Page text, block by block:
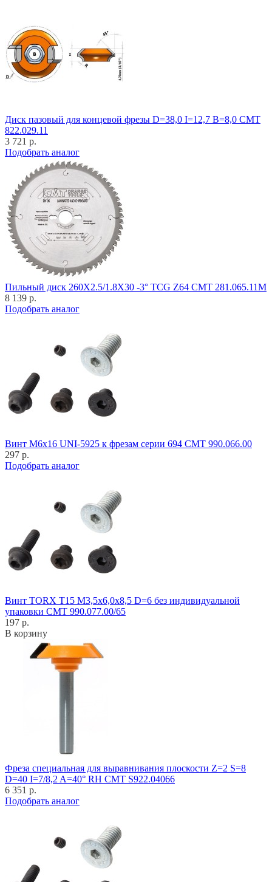
Диск пазовый для концевой фрезы D=38,0 I=12,7 B=8,0 CMT
822.029.11
3 721 р.
Подобрать аналог
Пильный диск 260X2.5/1.8X30 -3° TCG Z64 CMT 281.065.11M
8 139 р.
Подобрать аналог
Винт M6x16 UNI-5925 к фрезам серии 694 CMT 990.066.00
297 р.
Подобрать аналог
Винт TORX T15 M3,5x6,0x8,5 D=6 без индивидуальной
упаковки CMT 990.077.00/65
197 р.
В корзину
Фреза специальная для выравнивания плоскости Z=2 S=8
D=40 I=7/8,2 A=40° RH CMT S922.04066
6 351 р.
Подобрать аналог